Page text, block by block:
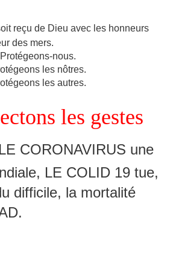
reçu de Dieu avec les honneurs
des mers.
Protégeons-nous.
les nôtres.
les autres.
les gestes
LE CORONAVIRUS une
LE COLID 19 tue,
difficile, la mortalité